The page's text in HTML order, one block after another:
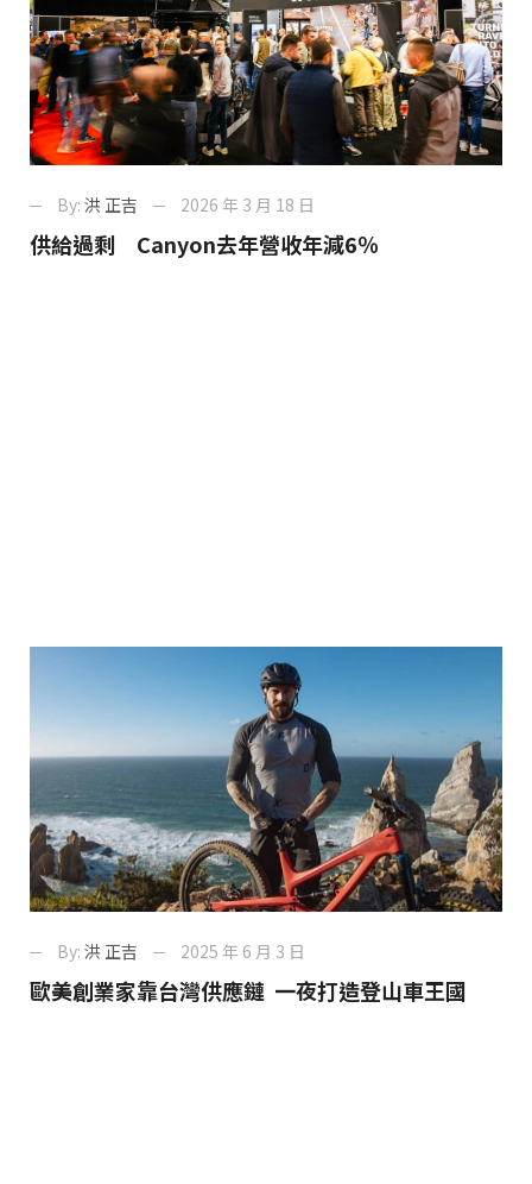
By: 洪 正吉 2026 年 3 月 18 日
供給過剩 Canyon去年營收年減6％
By: 洪 正吉 2025 年 6 月 3 日
歐美創業家靠台灣供應鏈 一夜打造登山車王國